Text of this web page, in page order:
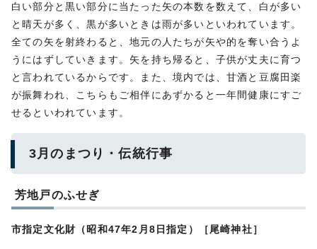
白い部分と黒い部分に当たった矢の本数を数えて、白が多い
と晴天が多く、黒が多いときは雨が多いといわれています。
全ての矢を射終わると、地元の人たちが矢や的を奪い合うよ
うにはずしていきます。矢を持ち帰ると、子供が丈夫に育つ
と言われているからです。また、境内では、甘酒と豆腐田楽
が振舞われ、こちらもご相伴にあずかると一年間健康にすご
せるといわれています。
3月のまつり・伝統行事
芳地戸のふせぎ
市指定文化財（昭和47年2月8日指定）［尾崎神社］